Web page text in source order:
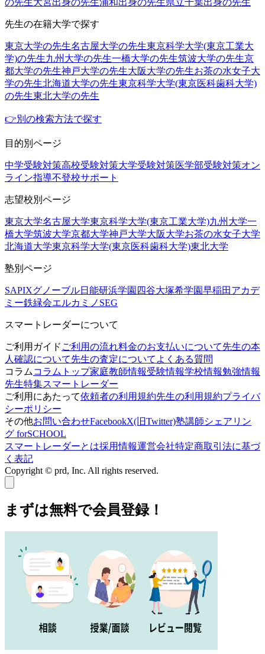
の先生大宮出身の先生浦和出身の先生県立千葉出身の先生
先生の在籍大学で探す
東京大学の先生名古屋大学の先生東京科学大学(東京工業大
学)の先生九州大学の先生一橋大学の先生筑波大学の先生京
都大学の先生神戸大学の先生大阪大学の先生お茶の水女子大
学の先生北海道大学の先生東京科学大学(東京医科歯科大学)
の先生東北大学の先生
👉別の検索方法で探す
目的別ページ
中学受験対策高校受験対策大学受験対策医学部受験対策オン
ライン指導不登校サポート
志望校別ページ
東京大学名古屋大学東京科学大学(東京工業大学)九州大学一
橋大学筑波大学京都大学神戸大学大阪大学お茶の水女子大学
北海道大学東京科学大学(東京医科歯科大学)東北大学
塾別ページ
SAPIXグノーブル日能研浜学園 四谷大塚希学園早稲田アカデ
ミー鉄緑会エルカミノ SEG
スマートレーダーについて
ご利用ガイド ご利用の流れ料金のお支払いについて先生の本
人確認について先生の査定について よくある質問
コラム コラムトップ家庭教師情報受験情報学校情報勉強情報
先生特集スマートレーダー
ご利用にあたって依頼者の利用規約先生の利用規約プライバ
シーポリシー
その他お問い合わせFacebookX(旧Twitter)塾講師シェアリン
グ forSCHOOL
スマートレーダーとは採用情報運営会社特定商取引法に基づ
く表記
Copyright © prd, Inc. All rights reserved.
まずは無料で会員登録！